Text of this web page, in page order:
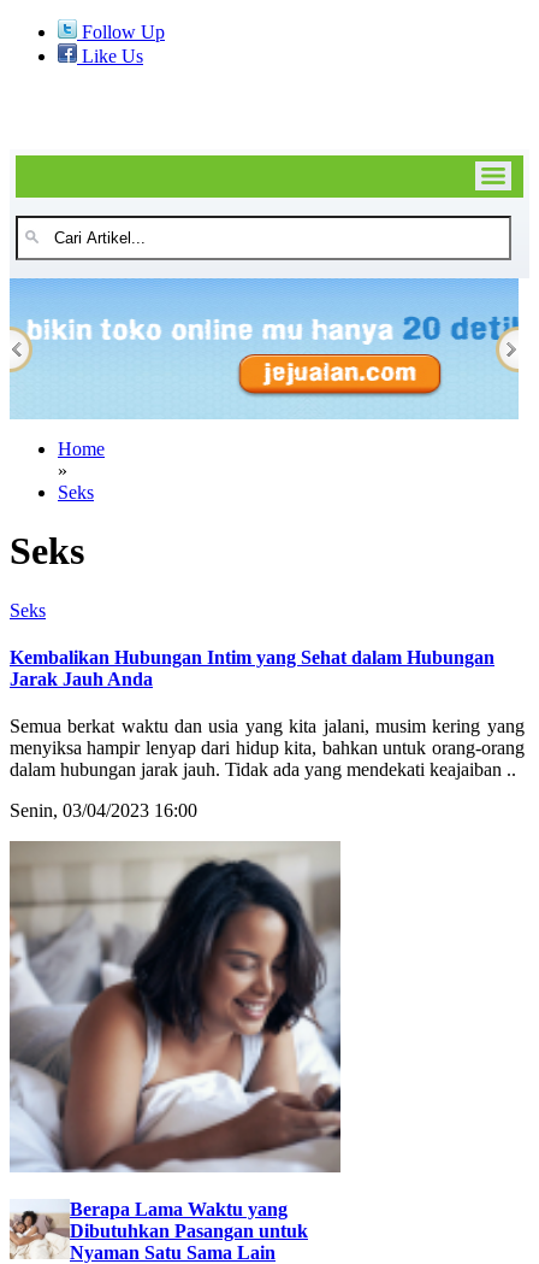
Follow Up
Like Us
Home
»
Seks
Seks
Seks
Kembalikan Hubungan Intim yang Sehat dalam Hubungan
Jarak Jauh Anda
Semua berkat waktu dan usia yang kita jalani, musim kering yang
menyiksa hampir lenyap dari hidup kita, bahkan untuk orang-orang
dalam hubungan jarak jauh. Tidak ada yang mendekati keajaiban ..
Senin, 03/04/2023 16:00
Berapa Lama Waktu yang
Dibutuhkan Pasangan untuk
Nyaman Satu Sama Lain